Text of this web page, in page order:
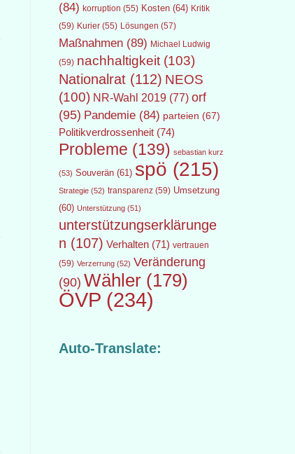
(84) korruption (55) Kosten(64) Kritik
(59) Kurier(55) Lösungen (57)
Maßnahmen(89) Michael Ludwig
(59) nachhaltigkeit(103)
Nationalrat(112) NEOS
(100) NR-Wahl 2019(77) orf
(95) Pandemie(84) parteien (67)
Politikverdrossenheit(74)
Probleme (139) sebastian kurz
(53) Souverän(61) spö (215)
Strategie(52) transparenz(59) Umsetzung
(60) Unterstützung(51)
unterstützungserklärunge
n (107) Verhalten(71) vertrauen
(59) Verzerrung(52) Veränderung
(90) Wähler(179)
ÖVP(234)
Auto-Translate: